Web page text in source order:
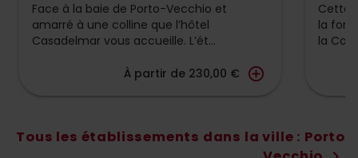
Face à la baie de Porto-Vecchio et
amarré à une colline que l’hôtel
Casadelmar vous accueille. L’ét...
À partir de 230,00 € add_circle_outline
Cette
la
la
Tous les établissements dans la ville : Porto